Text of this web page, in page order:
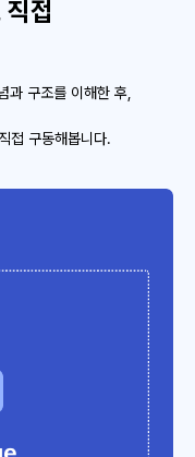
접
구조를 이해한 후,
접 구동해봅니다.